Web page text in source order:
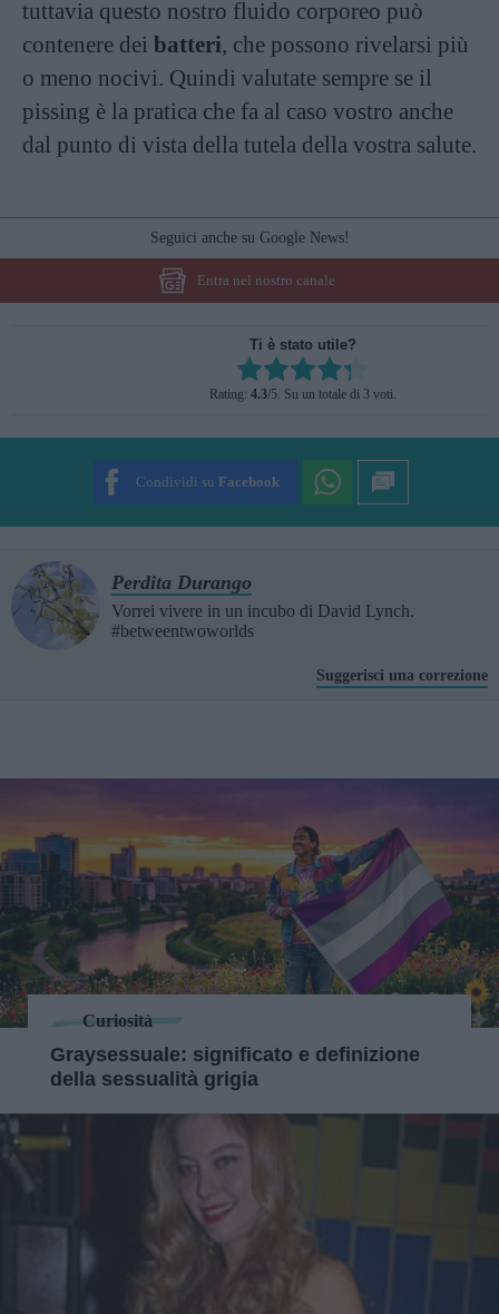
tuttavia questo nostro fluido corporeo può
contenere dei batteri, che possono rivelarsi più
o meno nocivi. Quindi valutate sempre se il
pissing è la pratica che fa al caso vostro anche
dal punto di vista della tutela della vostra salute.
Seguici anche su Google News!
Entra nel nostro canale
Ti è stato utile?
Rate this item:
SUBMIT RATING
Rating: 4.3/5. Su un totale di 3 voti.
Condividi su Facebook
Perdita Durango
Vorrei vivere in un incubo di David Lynch.
#betweentwoworlds
Suggerisci una correzione
Curiosità
Graysessuale: significato e definizione
della sessualità grigia